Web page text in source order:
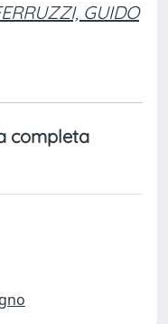
GUIDO
completa